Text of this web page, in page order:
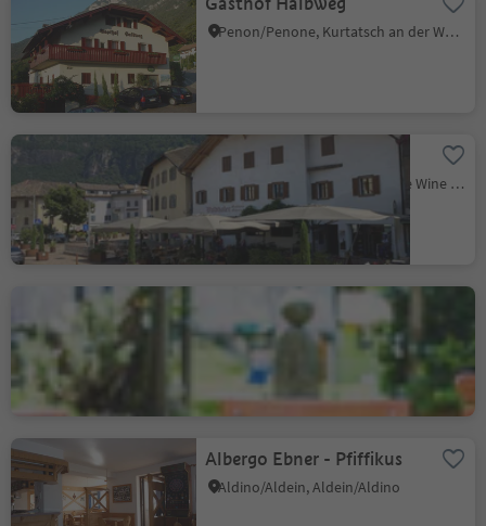
Penon/Penone, Kurtatsch an der Weinstraße/Cortaccia sulla Strada del Vino, Alto Adige Wine Road
Restaurant Waldthaler
Ora/Auer, Auer/Ora, Alto Adige Wine Road
Grill Unterland
Salorno/Salurn, Alto Adige Wine Road
Albergo Ebner - Pfiffikus
Aldino/Aldein, Aldein/Aldino